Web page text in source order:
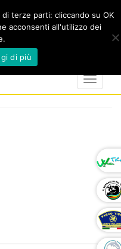
marker
calendar
Toggle
terze parti: cliccando su OK
acconsenti all'utilizzo dei
di più